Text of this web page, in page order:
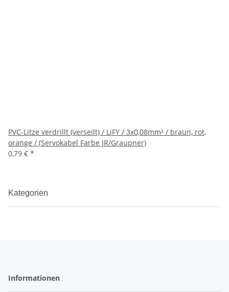
PVC-Litze verdrillt (verseilt) / LiFY / 3x0,08mm² / braun, rot,
orange / (Servokabel Farbe JR/Graupner)
0,79 € *
Kategorien
Informationen